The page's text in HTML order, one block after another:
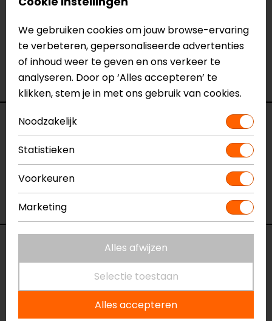
in Breda, Capelle aan den IJssel,
Eindhoven, Vianen of Apeldoorn. In de winkels kun je
het product bekijken & passen en staan onze
verkoopmedewerkers voor je klaar met advies.
Bekijk onze anderekettingsprays & reinigers.
Specificaties
Naam
Motorcycle Kettingspray
Model
Kleur
N.v.t.
We gebruiken cookies om jouw browse-ervaring
te verbeteren, gepersonaliseerde advertenties
of inhoud weer te geven en ons verkeer te
analyseren. Door op ‘Alles accepteren’ te
klikken, stem je in met ons gebruik van cookies.
Noodzakelijk
Statistieken
Voorkeuren
Marketing
Alles afwijzen
Selectie toestaan
Alles accepteren